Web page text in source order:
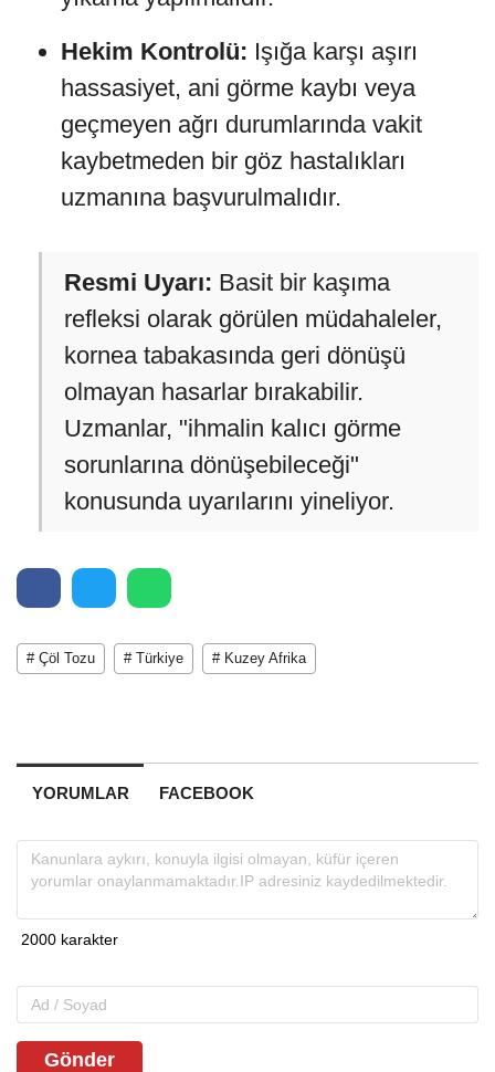
Hekim Kontrolü: Işığa karşı aşırı
hassasiyet, ani görme kaybı veya
geçmeyen ağrı durumlarında vakit
kaybetmeden bir göz hastalıkları
uzmanına başvurulmalıdır.
Resmi Uyarı: Basit bir kaşıma
refleksi olarak görülen müdahaleler,
kornea tabakasında geri dönüşü
olmayan hasarlar bırakabilir.
Uzmanlar, "ihmalin kalıcı görme
sorunlarına dönüşebileceği"
konusunda uyarılarını yineliyor.
# Çöl Tozu # Türkiye # Kuzey Afrika
YORUMLAR FACEBOOK
Gönder